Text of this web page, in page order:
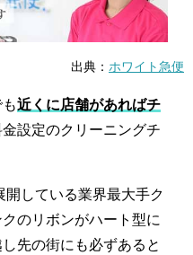
出典： ホワイト急便
近くに店舗があればチ
金設定のクリーニングチ
開している業界最大手ク
のリボンがハート型に
先の街にも必ずあると